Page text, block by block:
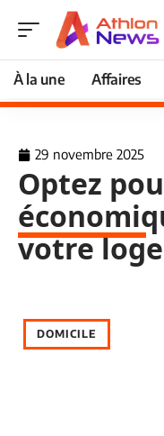
À la une Affaires
29 novembre 2025
Optez
votre
DOMICILE